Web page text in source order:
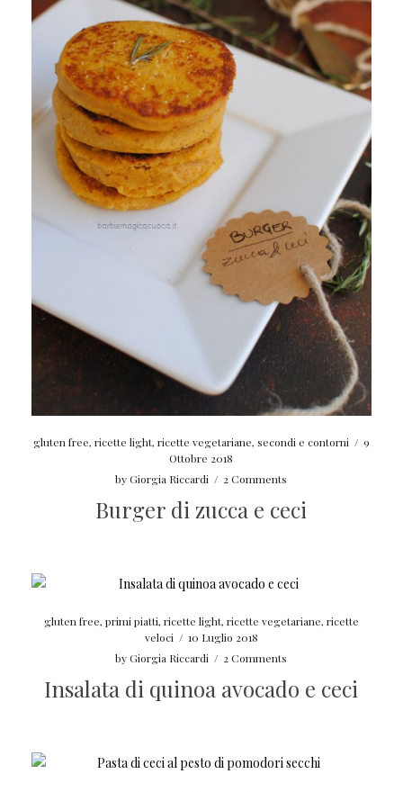
gluten free, ricette light, ricette vegetariane, secondi e contorni / 9
Ottobre 2018
byGiorgia Riccardi / 2 Comments
Burger di zucca e ceci
gluten free, primi piatti, ricette light, ricette vegetariane, ricette
veloci / 10 Luglio 2018
byGiorgia Riccardi / 2 Comments
Insalata di quinoa avocado e ceci